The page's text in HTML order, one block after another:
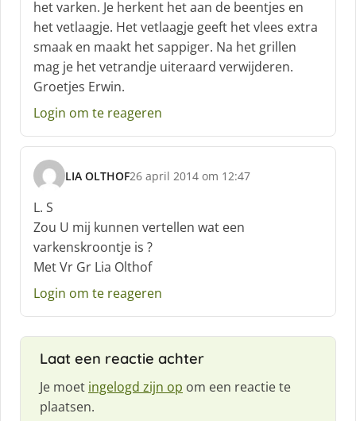
e
e
f
het varken. Je herkent het aan de beentjes en
het vetlaagje. Het vetlaagje geeft het vlees extra
smaak en maakt het sappiger. Na het grillen
mag je het vetrandje uiteraard verwijderen.
Groetjes Erwin.
Login om te reageren
LIA OLTHOF
s
c
h
r
e
e
:
26 april 2014 om 12:47
L. S
Zou U mij kunnen vertellen wat een
varkenskroontje is ?
Met Vr Gr Lia Olthof
Login om te reageren
Laat een reactie achter
Je moet ingelogd zijn op om een reactie te
plaatsen.